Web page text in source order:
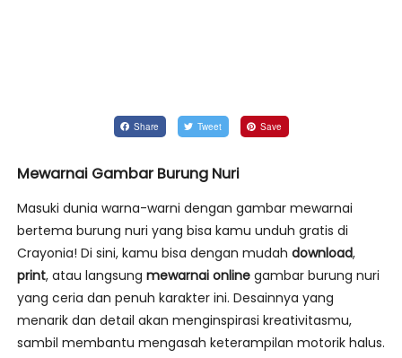
Share Tweet Save
Mewarnai Gambar Burung Nuri
Masuki dunia warna-warni dengan gambar mewarnai
bertema burung nuri yang bisa kamu unduh gratis di
Crayonia! Di sini, kamu bisa dengan mudah download,
print, atau langsung mewarnai onlinegambar burung nuri
yang ceria dan penuh karakter ini. Desainnya yang
menarik dan detail akan menginspirasi kreativitasmu,
sambil membantu mengasah keterampilan motorik halus.